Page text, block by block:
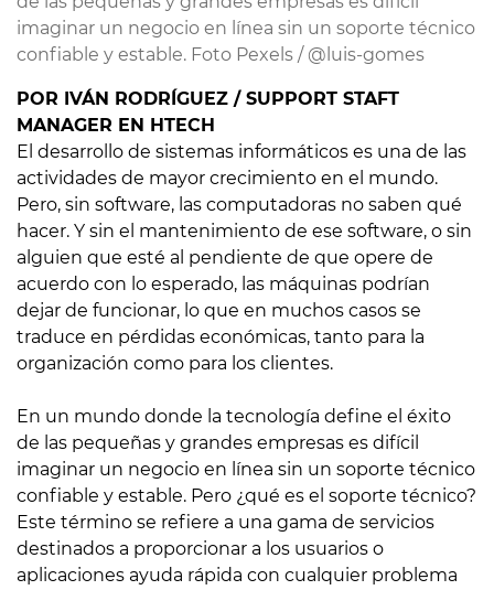
imaginar un negocio en línea sin un soporte técnico
confiable y estable. Foto Pexels / @luis-gomes
POR IVÁN RODRÍGUEZ / SUPPORT STAFT
MANAGER EN HTECH
El desarrollo de sistemas informáticos es una de las
actividades de mayor crecimiento en el mundo.
Pero, sin software, las computadoras no saben qué
hacer. Y sin el mantenimiento de ese software, o sin
alguien que esté al pendiente de que opere de
acuerdo con lo esperado, las máquinas podrían
dejar de funcionar, lo que en muchos casos se
traduce en pérdidas económicas, tanto para la
organización como para los clientes.
En un mundo donde la tecnología define el éxito
de las pequeñas y grandes empresas es difícil
imaginar un negocio en línea sin un soporte técnico
confiable y estable. Pero ¿qué es el soporte técnico?
Este término se refiere a una gama de servicios
destinados a proporcionar a los usuarios o
aplicaciones ayuda rápida con cualquier problema